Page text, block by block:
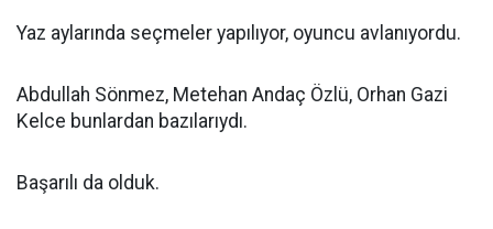
Yaz aylarında seçmeler yapılıyor, oyuncu avlanıyordu.
Abdullah Sönmez, Metehan Andaç Özlü, Orhan Gazi
Kelce bunlardan bazılarıydı.
Başarılı da olduk.